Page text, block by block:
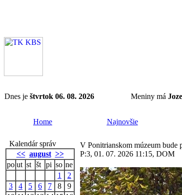
Dnes je štvrtok 06. 08. 2026 Meniny má
Home Najnovšie
Kalendár správ
<< august >>
po ut st št pi so ne
1
2
3
4 5 6 7 8
9
V Ponitrianskom múzeum bude
P:3, 01. 07. 2026 11:15, DOM